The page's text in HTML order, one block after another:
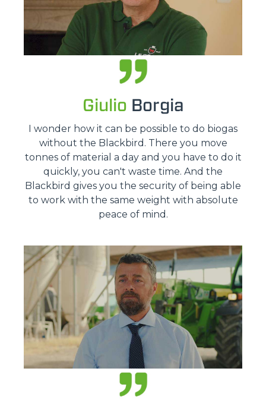
Giulio Borgia
I wonder how it can be possible to do biogas
without the Blackbird. There you move
tonnes of material a day and you have to do it
quickly, you can't waste time. And the
Blackbird gives you the security of being able
to work with the same weight with absolute
peace of mind.